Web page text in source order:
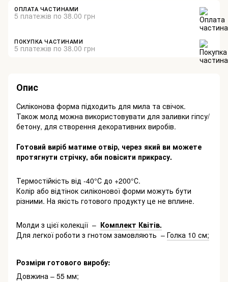
ОПЛАТА ЧАСТИНАМИ
5 платежів по 38.00 грн
ПОКУПКА ЧАСТИНАМИ
5 платежів по 38.00 грн
Опис
Силіконова форма підходить для мила та свічок.
Також молд можна використовувати для заливки гіпсу/
бетону, для створення декоративних виробів.
Готовий виріб матиме отвір, через який ви можете
протягнути стрічку, аби повісити прикрасу.
Термостійкість від -40°С до +200°С.
Колір або відтінок силіконової форми можуть бути
різними. На якість готового продукту це не вплине.
Молди з цієї колекції – Комплект Квітів.
Для легкої роботи з гнотом замовляють – Голка 10 см;
Розміри готового виробу:
Довжина – 55 мм;